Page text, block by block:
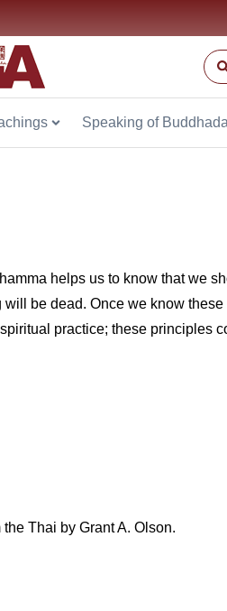
Speaking of
helps us to know that we
be dead. Once we know
practice; these principles
the Thai by Grant A. Olson.